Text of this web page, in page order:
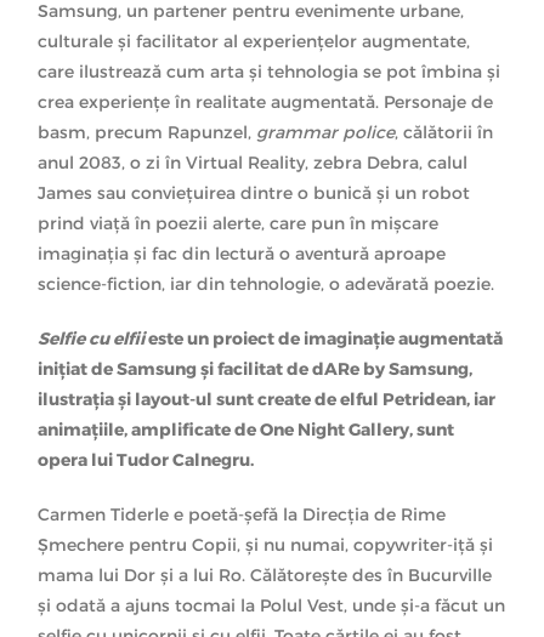
Samsung, un partener pentru evenimente urbane,
culturale și facilitator al experiențelor augmentate,
care ilustrează cum arta și tehnologia se pot îmbina și
crea experiențe în realitate augmentată. Personaje de
basm, precum Rapunzel, grammar police, călătorii în
anul 2083, o zi în Virtual Reality, zebra Debra, calul
James sau conviețuirea dintre o bunică și un robot
prind viață în poezii alerte, care pun în mișcare
imaginația și fac din lectură o aventură aproape
science-fiction, iar din tehnologie, o adevărată poezie.
Selfie cu elfiieste un proiect de imaginație augmentată
inițiat de Samsung și facilitat de dARe by Samsung,
ilustrația și layout-ul sunt create de elful Petridean, iar
animațiile, amplificate de One Night Gallery, sunt
opera lui Tudor Calnegru.
Carmen Tiderle e poetă-șefă la Direcția de Rime
Șmechere pentru Copii, și nu numai, copywriter-iță și
mama lui Dor și a lui Ro. Călătorește des în Bucurville
și odată a ajuns tocmai la Polul Vest, unde și-a făcut un